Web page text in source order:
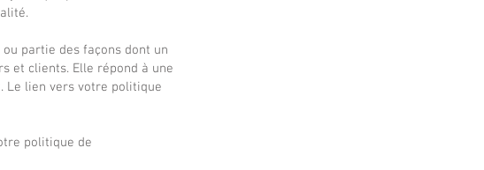
partie des façons dont un
et clients. Elle répond à une
Le lien vers votre politique
politique de